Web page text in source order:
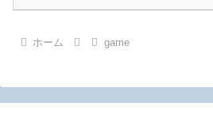
ホーム game